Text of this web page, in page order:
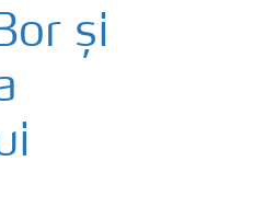
și